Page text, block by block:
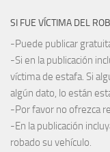
SI FUE VÍCTIMA DEL
-Puede publicar
-Si en la publicación
víctima de estafa. Si
algún dato, lo están
-Por favor no ofrezca
-En la publicación
robado su vehículo.